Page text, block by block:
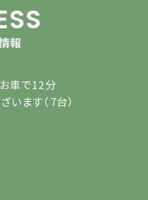
報
車で12分
います（7台）